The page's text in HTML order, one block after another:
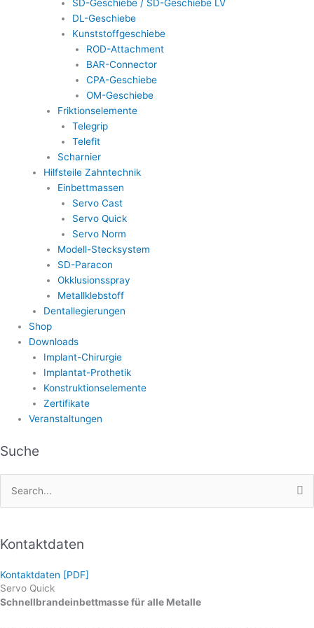
SD-Geschiebe / SD-Geschiebe LV
DL-Geschiebe
Kunststoffgeschiebe
ROD-Attachment
BAR-Connector
CPA-Geschiebe
OM-Geschiebe
Friktionselemente
Telegrip
Telefit
Scharnier
Hilfsteile Zahntechnik
Einbettmassen
Servo Cast
Servo Quick
Servo Norm
Modell-Stecksystem
SD-Paracon
Okklusionsspray
Metallklebstoff
Dentallegierungen
Shop
Downloads
Implant-Chirurgie
Implantat-Prothetik
Konstruktionselemente
Zertifikate
Veranstaltungen
Suche
Search
for:
Kontaktdaten
Kontaktdaten [PDF]
Servo Quick
Schnellbrandeinbettmasse für alle Metalle